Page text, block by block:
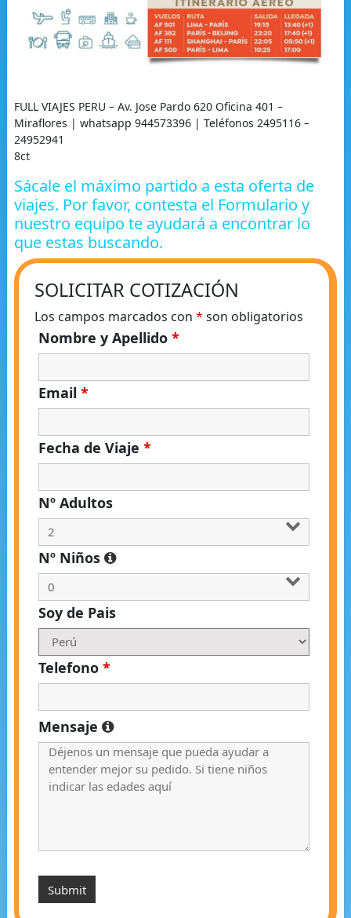
FULL VIAJES PERU – Av. Jose Pardo 620 Oficina 401 –
Miraflores | whatsapp 944573396 | Teléfonos 2495116 –
24952941
8ct
Sácale el máximo partido a esta oferta de
viajes. Por favor, contesta el Formulario y
nuestro equipo te ayudará a encontrar lo
que estas buscando.
SOLICITAR COTIZACIÓN
Los campos marcados con * son obligatorios
Nombre y Apellido *
Email *
Fecha de Viaje *
Nº Adultos
Nº Niños
Soy de Pais
Telefono *
Mensaje